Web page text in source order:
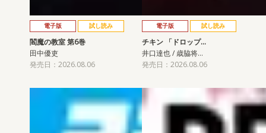
電子版 試し読み
閻魔の教室 第6巻
田中優吏
発売日：2026.08.06
電子版 試し読み
チキン 「ドロップ…
井口達也 / 歳脇将…
発売日：2026.08.06